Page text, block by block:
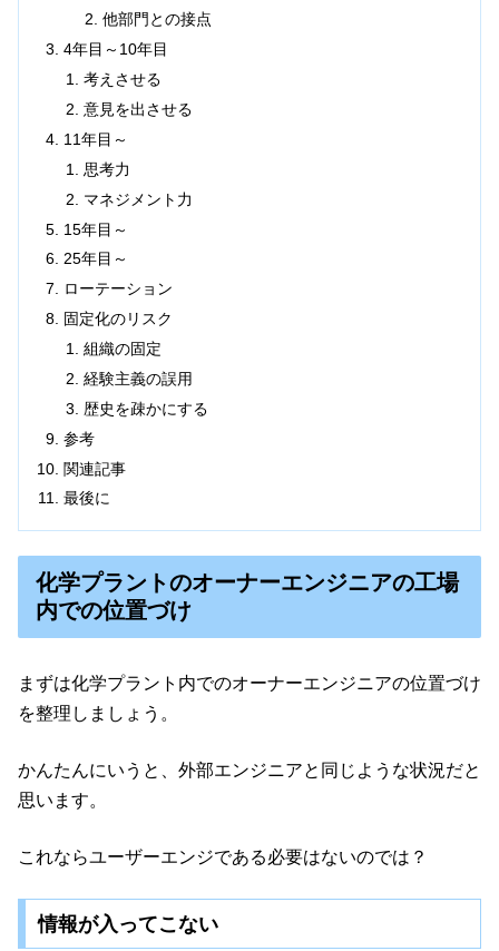
他部門との接点
4年目～10年目
考えさせる
意見を出させる
11年目～
思考力
マネジメント力
15年目～
25年目～
ローテーション
固定化のリスク
組織の固定
経験主義の誤用
歴史を疎かにする
参考
関連記事
最後に
化学プラントのオーナーエンジニアの工場
内での位置づけ
まずは化学プラント内でのオーナーエンジニアの位置づけ
を整理しましょう。
かんたんにいうと、外部エンジニアと同じような状況だと
思います。
これならユーザーエンジである必要はないのでは？
情報が入ってこない